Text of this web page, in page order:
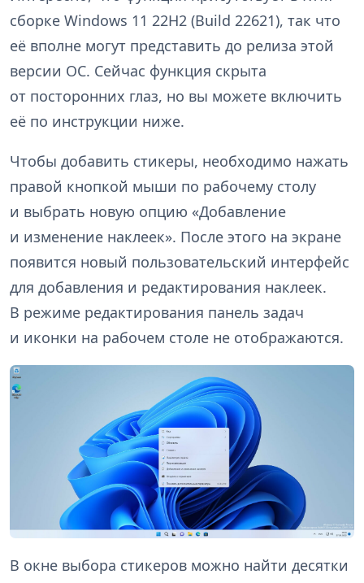
сборке Windows 11 22H2 (Build 22621), так что
её вполне могут представить до релиза этой
версии ОС. Сейчас функция скрыта
от посторонних глаз, но вы можете включить
её по инструкции ниже.
Чтобы добавить стикеры, необходимо нажать
правой кнопкой мыши по рабочему столу
и выбрать новую опцию «Добавление
и изменение наклеек». После этого на экране
появится новый пользовательский интерфейс
для добавления и редактирования наклеек.
В режиме редактирования панель задач
и иконки на рабочем столе не отображаются.
В окне выбора стикеров можно найти десятки